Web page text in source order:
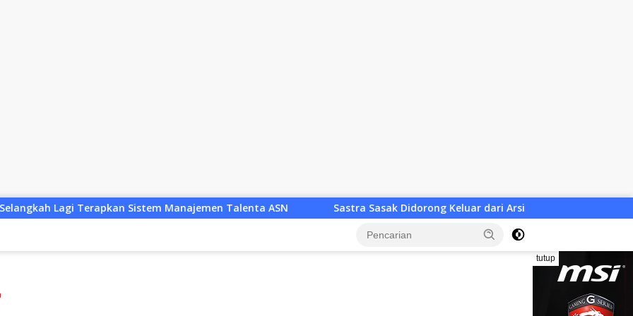
Manajemen Talenta ASN Sastra Sasak Didorong Keluar dari Arsip, Lombok Utara Bangun Ruang Kreatif bagi
tutup